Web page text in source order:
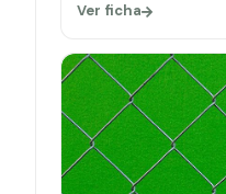
Ver ficha